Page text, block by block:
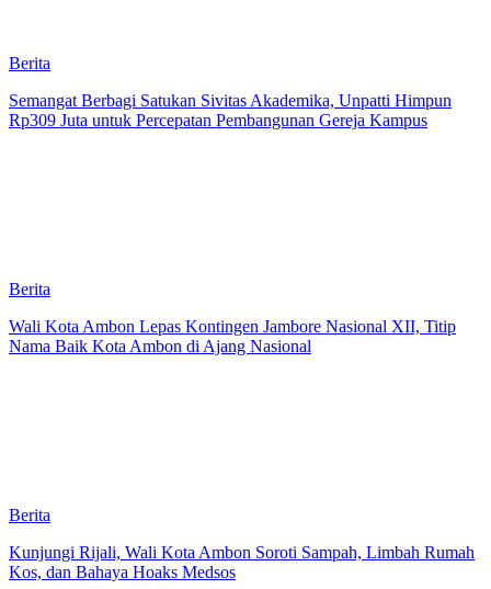
Berita
Semangat Berbagi Satukan Sivitas Akademika, Unpatti Himpun
Rp309 Juta untuk Percepatan Pembangunan Gereja Kampus
Berita
Wali Kota Ambon Lepas Kontingen Jambore Nasional XII, Titip
Nama Baik Kota Ambon di Ajang Nasional
Berita
Kunjungi Rijali, Wali Kota Ambon Soroti Sampah, Limbah Rumah
Kos, dan Bahaya Hoaks Medsos